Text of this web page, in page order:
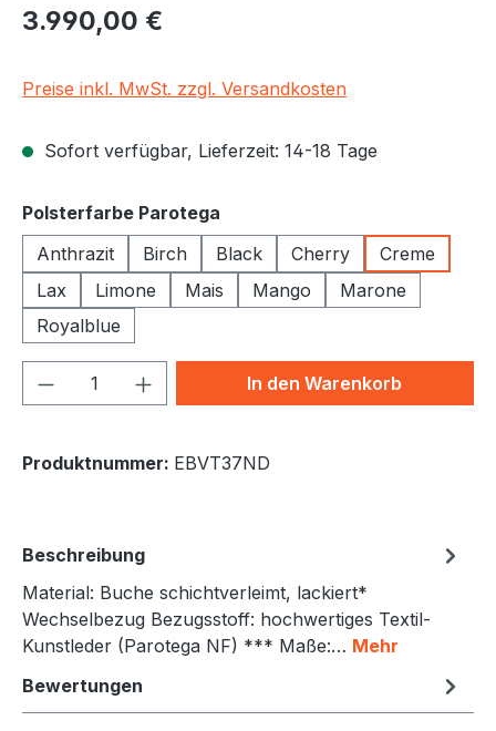
Regulärer Preis:
3.990,00 €
Preise inkl. MwSt. zzgl. Versandkosten
Sofort verfügbar, Lieferzeit: 14-18 Tage
Polsterfarbe Parotega
Anthrazit
Birch Black Cherry
Creme
Lax
Limone Mais Mango
Marone
Royalblue
Produkt Anzahl: Gib denIn den Warenkorb
Produktnummer: EBVT37ND
Beschreibung
Material: Buche schichtverleimt, lackiert*
Wechselbezug Bezugsstoff: hochwertiges Textil-
Kunstleder (Parotega NF) *** Maße:… Mehr
Bewertungen